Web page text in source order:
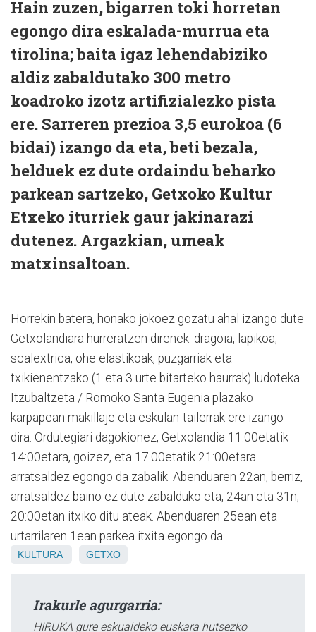
Hain zuzen, bigarren toki horretan
egongo dira eskalada-murrua eta
tirolina; baita igaz lehendabiziko
aldiz zabaldutako 300 metro
koadroko izotz artifizialezko pista
ere. Sarreren prezioa 3,5 eurokoa (6
bidai) izango da eta, beti bezala,
helduek ez dute ordaindu beharko
parkean sartzeko, Getxoko Kultur
Etxeko iturriek gaur jakinarazi
dutenez. Argazkian, umeak
matxinsaltoan.
Horrekin batera, honako jokoez gozatu ahal izango dute
Getxolandiara hurreratzen direnek: dragoia, lapikoa,
scalextrica, ohe elastikoak, puzgarriak eta
txikienentzako (1 eta 3 urte bitarteko haurrak) ludoteka.
Itzubaltzeta / Romoko Santa Eugenia plazako
karpapean makillaje eta eskulan-tailerrak ere izango
dira. Ordutegiari dagokionez, Getxolandia 11:00etatik
14:00etara, goizez, eta 17:00etatik 21:00etara
arratsaldez egongo da zabalik. Abenduaren 22an, berriz,
arratsaldez baino ez dute zabalduko eta, 24an eta 31n,
20:00etan itxiko ditu ateak. Abenduaren 25ean eta
urtarrilaren 1ean parkea itxita egongo da.
KULTURA GETXO
Irakurle agurgarria:
HIRUKA gure eskualdeko euskara hutsezko